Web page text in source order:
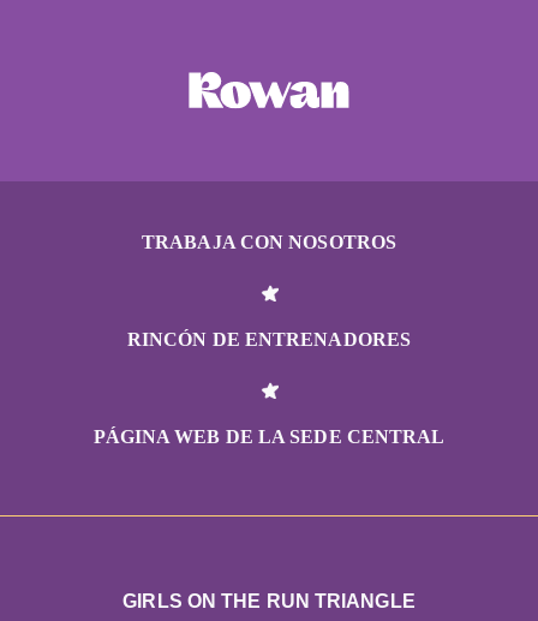
TRABAJA CON NOSOTROS
RINCÓN DE ENTRENADORES
PÁGINA WEB DE LA SEDE CENTRAL
GIRLS ON THE RUN TRIANGLE